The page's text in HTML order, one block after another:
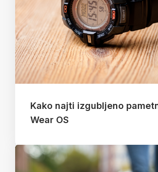
Kako najti izgubljeno
Wear OS